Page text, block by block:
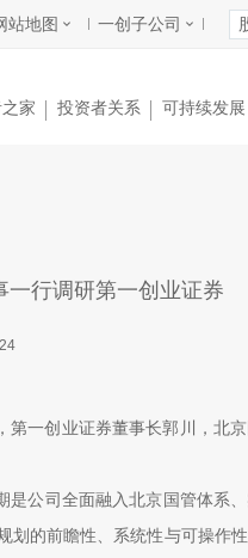
站地图 一创子公司
家 投资者关系 可持续发展
行调研第一创业证券
一创业证券董事长郭川，北京
公司全面融入北京国管体系
的前瞻性、系统性与可操作